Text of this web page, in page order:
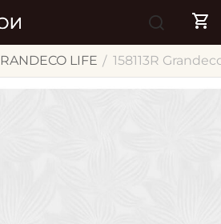
LIFE / 158113R